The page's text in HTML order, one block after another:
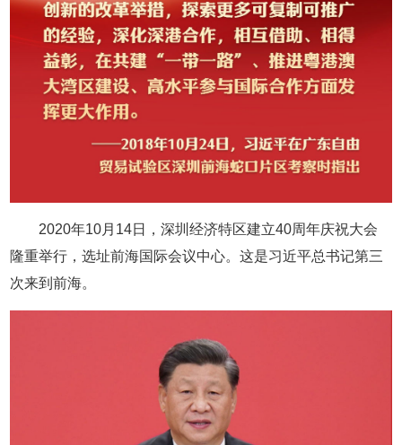
2020年10月14日，深圳经济特区建立40周年庆祝大会
隆重举行，选址前海国际会议中心。这是习近平总书记第三
次来到前海。